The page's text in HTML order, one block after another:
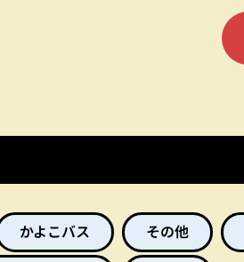
かよこバス その他